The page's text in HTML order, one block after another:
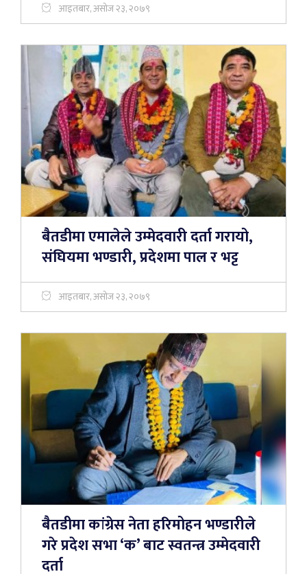
आइतबार, असोज २३, २०७९
बैतडीमा एमालेले उम्मेदवारी दर्ता गरायो,
संघियमा भण्डारी, प्रदेशमा पाल र भट्ट
आइतबार, असोज २३, २०७९
बैतडीमा कांग्रेस नेता हरिमोहन भण्डारीले
गरे प्रदेश सभा ‘क’ बाट स्वतन्त्र उम्मेदवारी
दर्ता